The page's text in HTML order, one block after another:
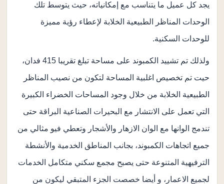
يجد كل عميل ما يتناسب مع إمكانياته، حيث يتوسط تلك
الوحدات المناظر الطبيعية الخلابة لإعطاء رؤية مميزة
للوحدات السكنية.
ولذلك تم تشييد الكمبوند على مساحة تبلغ تقريبا 415 فدان،
حيت تم تخصيص اغلبية المساحة لتكون من نصيب المناظر
الطبيعية الخلابة من خلال وجود المساحات الخضراء الكبيرة
التي تعمل على الانتشار مع البحيرات الصناعية البراقة حتى
تندمج الوانها مع الوان الازهار والأشجار وتعطي فيو مثالي من
جميع اتجاهات الكمبوند، بجانب المناطق الخدمية والأنشطة
الترفيهية المتنوعة حتى يصبح مجمع سكني متكامل الخدمات
لجميع الاعمار، و أيضا خصصت الجزء المتبقي ليكون من